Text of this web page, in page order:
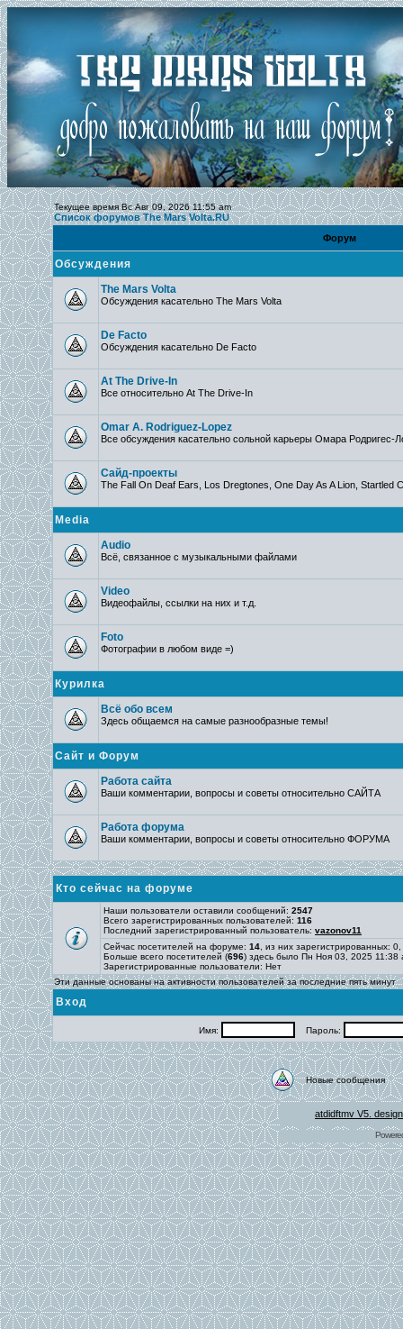
Текущее время Вс Авг 09, 2026 11:55 am
Список форумов The Mars Volta.RU
Форум
Обсуждения
The Mars Volta
Обсуждения касательно The Mars Volta
De Facto
Обсуждения касательно De Facto
At The Drive-In
Все относительно At The Drive-In
Omar A. Rodriguez-Lopez
Все обсуждения касательно сольной карьеры Омара Родригес-
Сайд-проекты
The Fall On Deaf Ears, Los Dregtones, One Day As A Lion, Startled
Media
Audio
Всё, связанное с музыкальными файлами
Video
Видеофайлы, ссылки на них и т.д.
Foto
Фотографии в любом виде =)
Курилка
Всё обо всем
Здесь общаемся на самые разнообразные темы!
Сайт и Форум
Работа сайта
Ваши комментарии, вопросы и советы относительно САЙТА
Работа форума
Ваши комментарии, вопросы и советы относительно ФОРУМА
Кто сейчас на форуме
Наши пользователи оставили сообщений: 2547
Всего зарегистрированных пользователей: 116
Последний зарегистрированный пользователь: vazonov11
Сейчас посетителей на форуме: 14 , из них зарегистрированных:
Больше всего посетителей (696) здесь было Пн Ноя 03, 2025 11:38
Зарегистрированные пользователи: Нет
Эти данные основаны на активности пользователей за последние пять минут
Вход
Имя: Пароль:
Новые сообщения
atdidftmv V5.